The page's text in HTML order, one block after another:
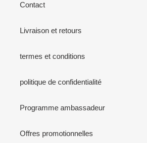
Contact
Livraison et retours
termes et conditions
politique de confidentialité
Programme ambassadeur
Offres promotionnelles